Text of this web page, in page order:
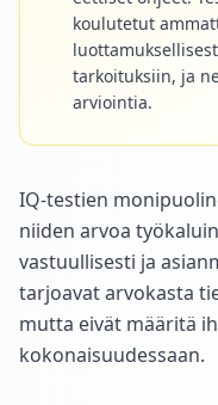
koulutetut
tarkoituksiin, ja
arviointia.
IQ-testien
niiden arvoa
vastuullisesti ja
tarjoavat arvokasta
mutta eivät määritä
kokonaisuudessaan.